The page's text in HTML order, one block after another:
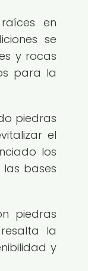
en
se
y rocas
para la
piedras
el
los
bases
piedras
la
y